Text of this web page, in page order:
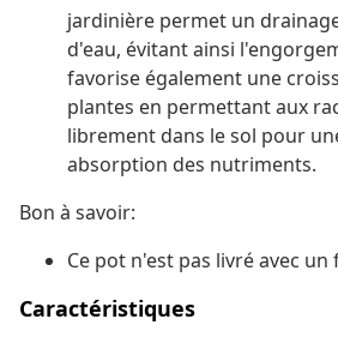
jardinière permet un
d'eau, évitant ainsi
favorise également une
plantes en permettant aux
librement dans le sol pour
absorption des nutriments.
Bon à savoir:
Ce pot n'est pas livré avec un
Caractéristiques